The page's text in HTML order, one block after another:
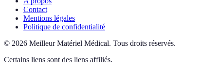
Contact
Mentions légales
Politique de confidentialité
© 2026 Meilleur Matériel Médical. Tous droits réservés.
Certains liens sont des liens affiliés.